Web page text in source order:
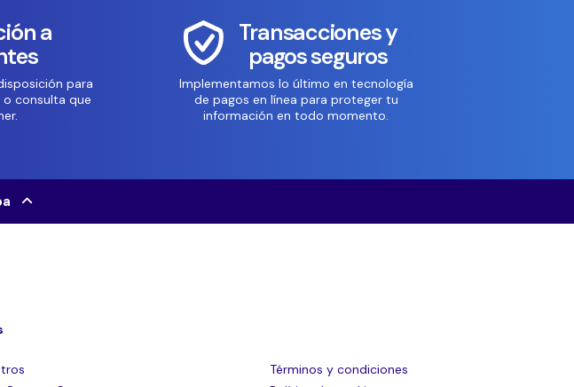
a
para
o consulta que
Transacciones y
pagos seguros
Implementamos lo último en tecnología
de pagos en línea para proteger tu
información en todo momento.
Términos y condiciones